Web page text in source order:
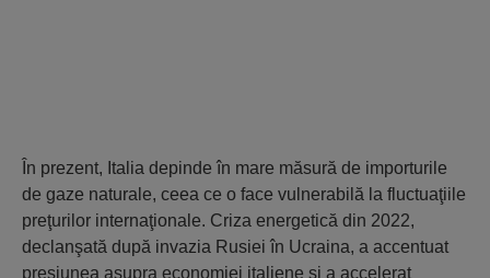
În prezent, Italia depinde în mare măsură de importurile
de gaze naturale, ceea ce o face vulnerabilă la fluctuaţiile
preţurilor internaţionale. Criza energetică din 2022,
declanşată după invazia Rusiei în Ucraina, a accentuat
presiunea asupra economiei italiene şi a accelerat